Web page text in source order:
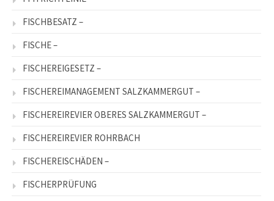
FISCHBESATZ –
FISCHE –
FISCHEREIGESETZ –
FISCHEREIMANAGEMENT SALZKAMMERGUT –
FISCHEREIREVIER OBERES SALZKAMMERGUT –
FISCHEREIREVIER ROHRBACH
FISCHEREISCHÄDEN –
FISCHERPRÜFUNG